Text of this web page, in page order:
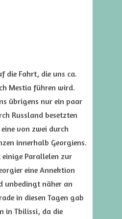
die Fahrt, die uns ca.
Mestia führen wird.
übrigens nur ein paar
Russland besetzten
von zwei durch
innerhalb Georgiens.
Parallelen zur
eine Annektion
unbedingt näher an
in diesen Tagen gab
in Tbilissi, da die